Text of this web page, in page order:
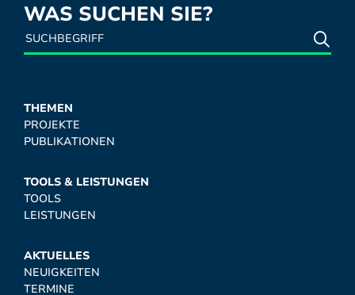
WAS SUCHEN SIE?
THEMEN
PROJEKTE
PUBLIKATIONEN
TOOLS & LEISTUNGEN
TOOLS
LEISTUNGEN
AKTUELLES
NEUIGKEITEN
TERMINE